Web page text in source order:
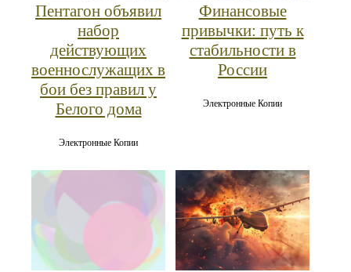
Пентагон объявил
набор
действующих
военнослужащих в
бои без правил у
Белого дома
Электронные Копии
Финансовые
привычки: путь к
стабильности в
России
Электронные Копии